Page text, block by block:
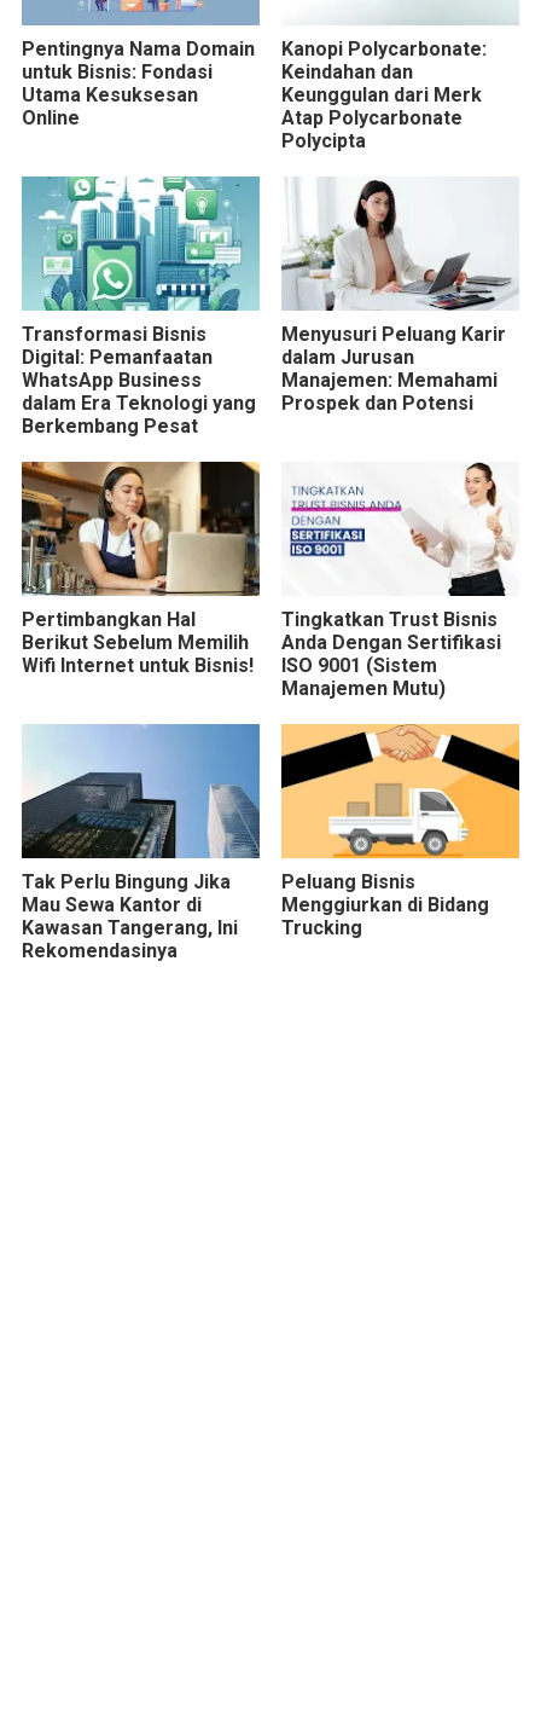
Pentingnya Nama Domain
untuk Bisnis: Fondasi
Utama Kesuksesan
Online
Kanopi Polycarbonate:
Keindahan dan
Keunggulan dari Merk
Atap Polycarbonate
Polycipta
Transformasi Bisnis
Digital: Pemanfaatan
WhatsApp Business
dalam Era Teknologi yang
Berkembang Pesat
Menyusuri Peluang Karir
dalam Jurusan
Manajemen: Memahami
Prospek dan Potensi
Pertimbangkan Hal
Berikut Sebelum Memilih
Wifi Internet untuk Bisnis!
Tingkatkan Trust Bisnis
Anda Dengan Sertifikasi
ISO 9001 (Sistem
Manajemen Mutu)
Tak Perlu Bingung Jika
Mau Sewa Kantor di
Kawasan Tangerang, Ini
Rekomendasinya
Peluang Bisnis
Menggiurkan di Bidang
Trucking